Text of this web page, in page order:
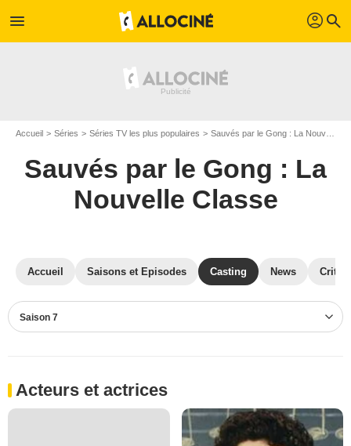
menu profil search
Accueil Séries Séries TV les plus populaires Sauvés par le Gong : La Nouvelle Classe
Sauvés par le Gong : La
Nouvelle Classe
Accueil Saisons et Episodes Casting News
Saison 7
Acteurs et actrices